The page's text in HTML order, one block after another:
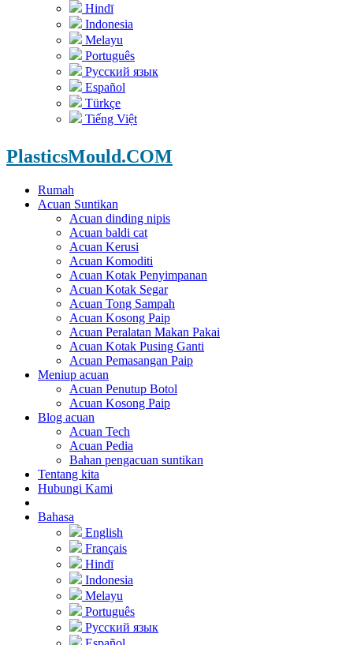
Hindī
Indonesia
Melayu
Português
Русский язык
Español
Türkçe
Tiếng Việt
PlasticsMould.COM
Rumah
Acuan Suntikan
Acuan dinding nipis
Acuan baldi cat
Acuan Kerusi
Acuan Komoditi
Acuan Kotak Penyimpanan
Acuan Kotak Segar
Acuan Tong Sampah
Acuan Kosong Paip
Acuan Peralatan Makan Pakai
Acuan Kotak Pusing Ganti
Acuan Pemasangan Paip
Meniup acuan
Acuan Penutup Botol
Acuan Kosong Paip
Blog acuan
Acuan Tech
Acuan Pedia
Bahan pengacuan suntikan
Tentang kita
Hubungi Kami
Bahasa
English
Français
Hindī
Indonesia
Melayu
Português
Русский язык